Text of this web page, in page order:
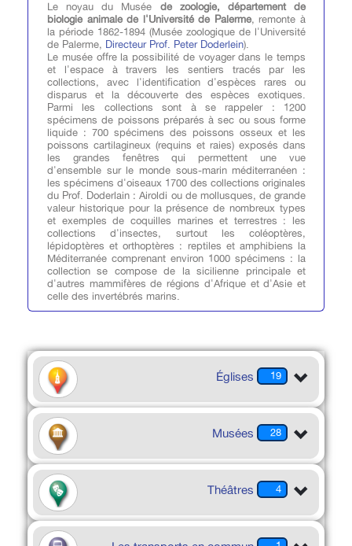
Le noyau du Musée de zoologie, département de
biologie animale de l'Université de Palerme, remonte à
la période 1862-1894 (Musée zoologique de l'Université
de Palerme, Directeur Prof. Peter Doderlein).
Le musée offre la possibilité de voyager dans le temps
et l'espace à travers les sentiers tracés par les
collections, avec l'identification d'espèces rares ou
disparus et la découverte des espèces exotiques.
Parmi les collections sont à se rappeler : 1200
spécimens de poissons préparés à sec ou sous forme
liquide : 700 spécimens des poissons osseux et les
poissons cartilagineux (requins et raies) exposés dans
les grandes fenêtres qui permettent une vue
d'ensemble sur le monde sous-marin méditerranéen :
les spécimens d'oiseaux 1700 des collections originales
du Prof. Doderlain : Airoldi ou de mollusques, de grande
valeur historique pour la présence de nombreux types
et exemples de coquilles marines et terrestres : les
collections d'insectes, surtout les coléoptères,
lépidoptères et orthoptères : reptiles et amphibiens la
Méditerranée comprenant environ 1000 spécimens : la
collection se compose de la sicilienne principale et
d'autres mammifères de régions d'Afrique et d'Asie et
celle des invertébrés marins.
19
Églises
28
Musées
4
Théâtres